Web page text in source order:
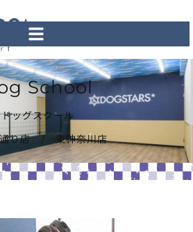
School
ドッグスクール
通り店 / 東神奈川店